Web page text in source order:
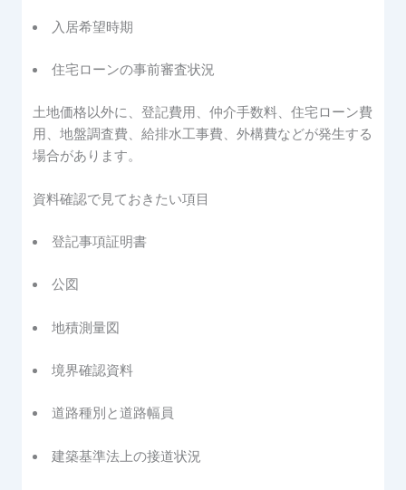
入居希望時期
住宅ローンの事前審査状況
土地価格以外に、登記費用、仲介手数料、住宅ローン費
用、地盤調査費、給排水工事費、外構費などが発生する
場合があります。
資料確認で見ておきたい項目
登記事項証明書
公図
地積測量図
境界確認資料
道路種別と道路幅員
建築基準法上の接道状況